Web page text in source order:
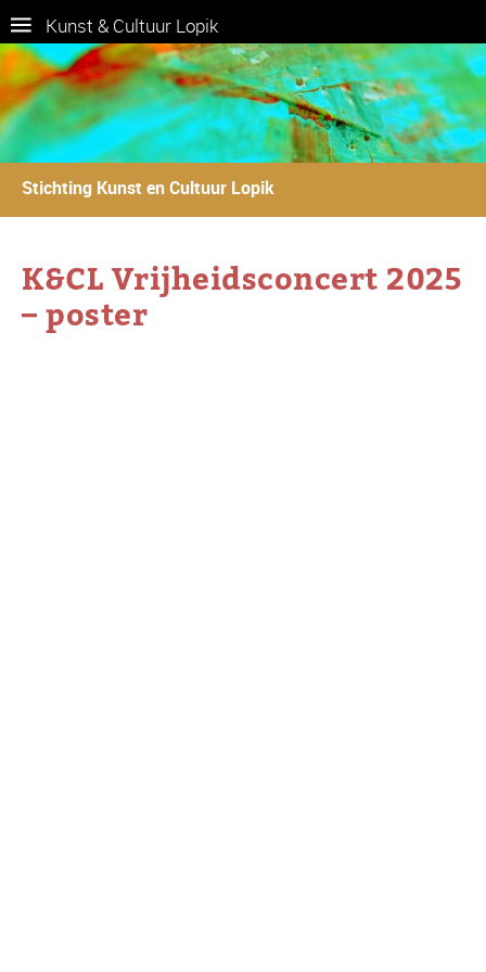
Kunst & Cultuur Lopik
Stichting Kunst en Cultuur Lopik
K&CL Vrijheidsconcert 2025
– poster